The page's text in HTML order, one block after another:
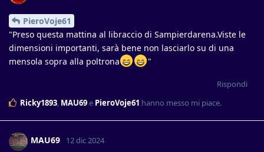
PieroVoje61
"Preso questa mattina al libraccio di Sampierdarena.Viste le
dimensioni importanti, sarà bene non lasciarlo su di una
mensola sopra alla poltrona
"
Rispondi
Ricky1893, MAU69e PieroVoje61 hanno messo mi piace.
MAU69 12 dic 2024